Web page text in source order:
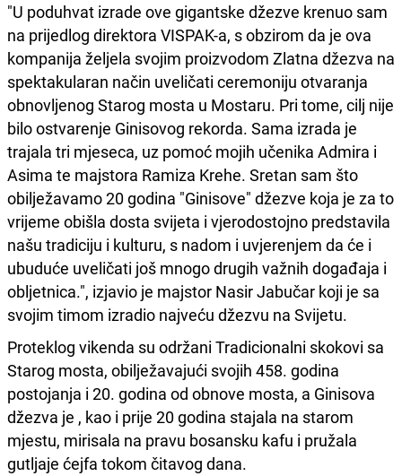
"U poduhvat izrade ove gigantske džezve krenuo sam
na prijedlog direktora VISPAK-a, s obzirom da je ova
kompanija željela svojim proizvodom Zlatna džezva na
spektakularan način uveličati ceremoniju otvaranja
obnovljenog Starog mosta u Mostaru. Pri tome, cilj nije
bilo ostvarenje Ginisovog rekorda. Sama izrada je
trajala tri mjeseca, uz pomoć mojih učenika Admira i
Asima te majstora Ramiza Krehe. Sretan sam što
obilježavamo 20 godina "Ginisove" džezve koja je za to
vrijeme obišla dosta svijeta i vjerodostojno predstavila
našu tradiciju i kulturu, s nadom i uvjerenjem da će i
ubuduće uveličati još mnogo drugih važnih događaja i
obljetnica.", izjavio je majstor Nasir Jabučar koji je sa
svojim timom izradio najveću džezvu na Svijetu.
Proteklog vikenda su održani Tradicionalni skokovi sa
Starog mosta, obilježavajući svojih 458. godina
postojanja i 20. godina od obnove mosta, a Ginisova
džezva je , kao i prije 20 godina stajala na starom
mjestu, mirisala na pravu bosansku kafu i pružala
gutljaje ćejfa tokom čitavog dana.